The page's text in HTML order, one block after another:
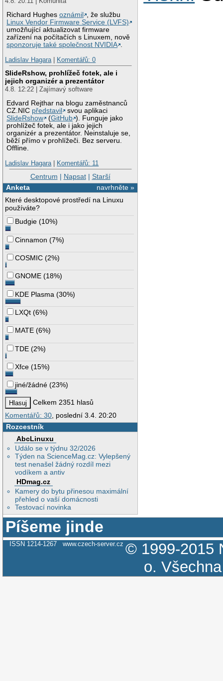
Richard Hughesoznámil
, že službu
Linux Vendor Firmware Service (LVFS)
umožňující aktualizovat firmware
zařízení na počítačích s Linuxem, nově
sponzoruje také společnost NVIDIA .
Ladislav Hagara| Komentářů: 0
SlideRshow, prohlížeč fotek, ale i
jejich organizér a prezentátor
4.8. 12:22 | Zajímavý software
Edvard Rejthar na blogu zaměstnanců
CZ.NIC představil
svou aplikaci
SlideRshow
(GitHub ). Funguje jako
prohlížeč fotek, ale i jako jejich
organizér a prezentátor. Neinstaluje se,
běží přímo v prohlížeči. Bez serveru.
Offline.
Ladislav Hagara| Komentářů: 11
Centrum | Napsat| Starší
navrhněte »
Anketa
Které desktopové prostředí na Linuxu
používáte?
Budgie (10%)
Cinnamon (7%)
COSMIC (2%)
GNOME (18%)
KDE Plasma (30%)
LXQt (6%)
MATE (6%)
TDE (2%)
Xfce (15%)
jiné/žádné (23%)
Celkem 2351 hlasů
Komentářů: 30 , poslední 3.4. 20:20
Rozcestník
AbcLinuxu
Událo se v týdnu 32/2026
Týden na ScienceMag.cz: Vylepšený
test nenašel žádný rozdíl mezi
vodíkem a antiv
HDmag.cz
Kamery do bytu přinesou maximální
přehled o vaší domácnosti
Testovací novinka
Píšeme jinde
ISSN 1214-1267 www.czech-server.cz © 1999-2015
o.